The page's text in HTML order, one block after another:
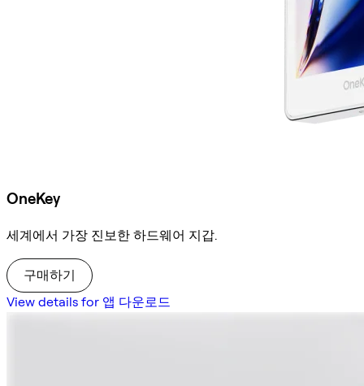
OneKey
세계에서 가장 진보한 하드웨어 지갑.
구매하기
View details for 앱 다운로드